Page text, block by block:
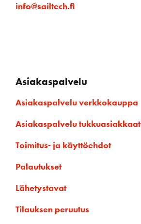
info@sailtech.fi
Asiakaspalvelu
Asiakaspalvelu verkkokauppa
Asiakaspalvelu tukkuasiakkaat
Toimitus- ja käyttöehdot
Palautukset
Lähetystavat
Tilauksen peruutus